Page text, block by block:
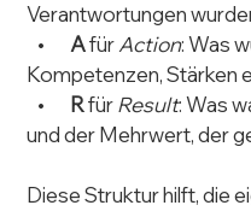
Verantwortungen
• A für Action: Was
Kompetenzen, Stärken
• R für Result: Was
und der Mehrwert, der
Diese Struktur hilft, die